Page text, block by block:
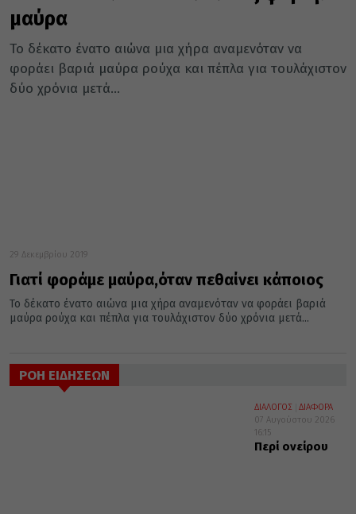
μαύρα
Το δέκατο ένατο αιώνα μια χήρα αναμενόταν να
φοράει βαριά μαύρα ρούχα και πέπλα για τουλάχιστον
δύο χρόνια μετά...
29 Δεκεμβρίου 2019
Γιατί φοράμε μαύρα,όταν πεθαίνει κάποιος
Το δέκατο ένατο αιώνα μια χήρα αναμενόταν να φοράει βαριά
μαύρα ρούχα και πέπλα για τουλάχιστον δύο χρόνια μετά...
ΡΟΗ ΕΙΔΗΣΕΩΝ
ΔΙΑΛΟΓΟΣ
ΔΙΑΦΟΡΑ
07 Αυγούστου 2026
16:15
Περί ονείρου